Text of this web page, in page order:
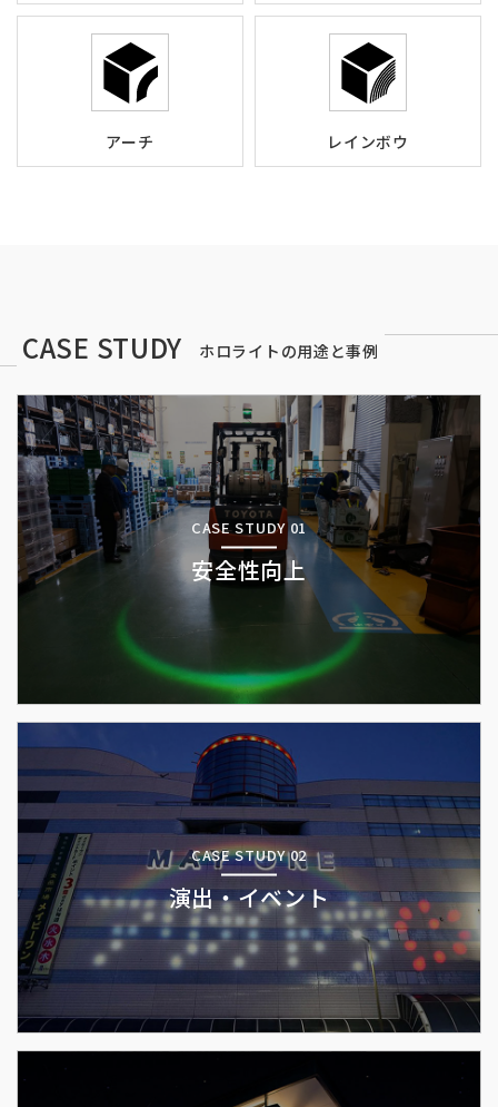
アーチ レインボウ
CASE STUDY ホロライトの用途と事例
CASE STUDY 01
安全性向上
CASE STUDY 02
演出・イベント